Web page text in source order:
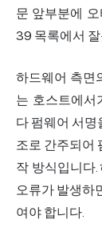
문 앞부분에
39 목록에서
하드웨어 측면
는 호스트에서
다 펌웨어 서명
조로 간주되어
작 방식입니다
오류가 발생하
여야 합니다.